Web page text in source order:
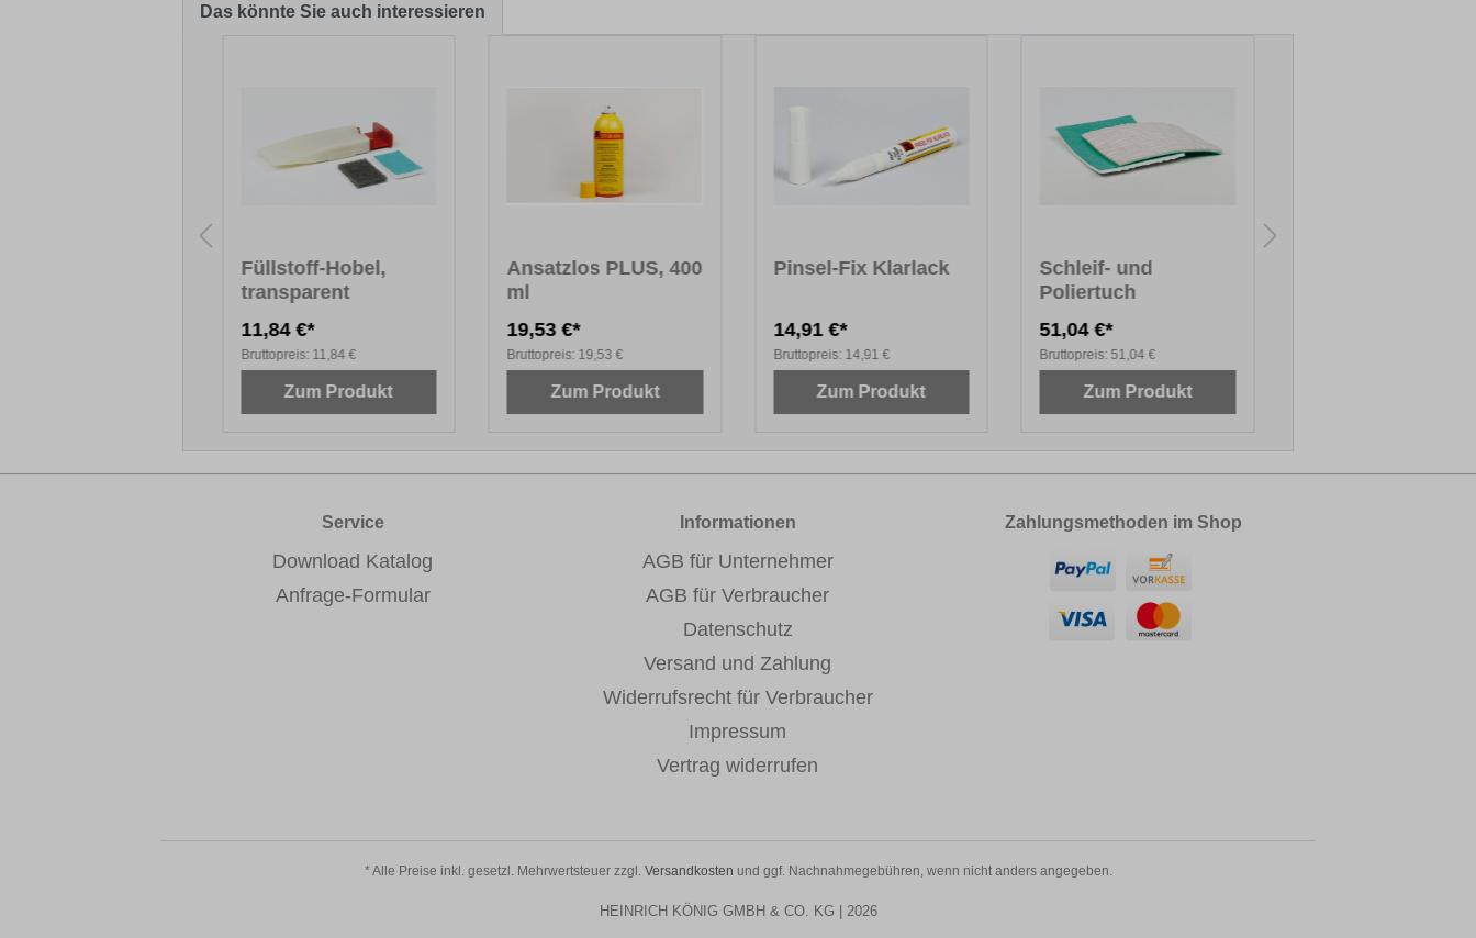
Das könnte Sie auch interessieren
Füllstoff-Hobel,
transparent
11,84 €*
Bruttopreis: 11,84 €
Zum Produkt
Ansatzlos PLUS, 400
ml
19,53 €*
Bruttopreis: 19,53 €
Zum Produkt
Pinsel-Fix Klarlack
14,91 €*
Bruttopreis: 14,91 €
Zum Produkt
Schleif- und
Poliertuch
51,04 €*
Bruttopreis: 51,04 €
Zum Produkt
Service
Download Katalog
Anfrage-Formular
Informationen
AGB für Unternehmer
AGB für Verbraucher
Datenschutz
Versand und Zahlung
Widerrufsrecht für Verbraucher
Impressum
Vertrag widerrufen
Zahlungsmethoden im Shop
* Alle Preise inkl. gesetzl. Mehrwertsteuer zzgl. Versandkosten und ggf. Nachnahmegebühren, wenn nicht anders angegeben.
HEINRICH KÖNIG GMBH & CO. KG | 2026